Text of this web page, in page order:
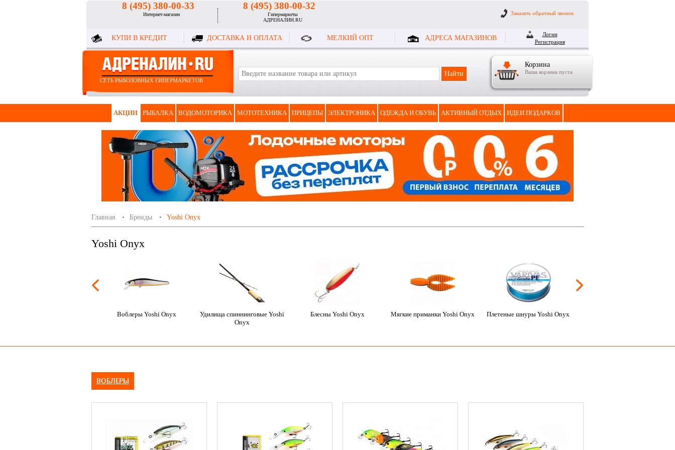
8 (495) 380-00-33
Интернет-магазин
8 (495) 380-00-32
Гипермаркеты
АДРЕНАЛИН.RU
Заказать обратный звонок
КУПИ В КРЕДИТ ДОСТАВКА И ОПЛАТА МЕЛКИЙ ОПТ АДРЕСА МАГАЗИНОВ
Логин
Регистрация
Корзина
Ваша корзина пуста
СЕТЬ РЫБОЛОВНЫХ ГИПЕРМАРКЕТОВ
АКЦИИ РЫБАЛКА ВОДОМОТОРИКА МОТОТЕХНИКА ПРИЦЕПЫ ЭЛЕКТРОНИКА ОДЕЖДА И ОБУВЬ АКТИВНЫЙ ОТДЫХ ИДЕИ ПОДАРКОВ
Главная Бренды Yoshi Onyx
Yoshi Onyx
Воблеры Yoshi Onyx
Удилища спиннинговые Yoshi
Onyx
Блесны Yoshi Onyx Мягкие приманки Yoshi Onyx Плетеные шнуры Yoshi Onyx
ВОБЛЕРЫ